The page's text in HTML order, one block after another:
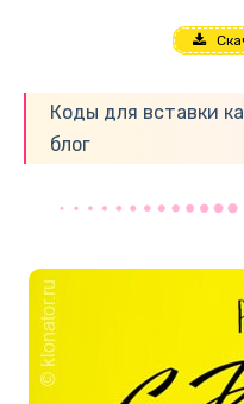
Коды для вставки
блог